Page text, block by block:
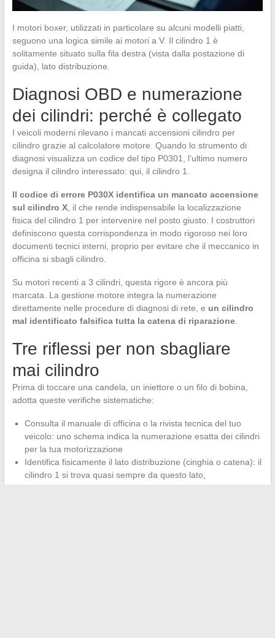
I motori boxer, utilizzati in particolare su alcuni modelli piatti,
seguono una logica simile ai motori a V. Il cilindro 1 è
solitamente situato sulla fila destra (vista dalla postazione di
guida), lato distribuzione.
Diagnosi OBD e numerazione
dei cilindri: perché è collegato
I veicoli moderni rilevano i mancati accensioni cilindro per
cilindro grazie al calcolatore motore. Quando lo strumento di
diagnosi visualizza un codice del tipo P0301, l’ultimo numero
designa il cilindro interessato: qui, il cilindro 1.
Il codice di errore P030X identifica un mancato accensione
sul cilindro X, il che rende indispensabile la localizzazione
fisica del cilindro 1 per intervenire nel posto giusto. I costruttori
definiscono questa corrispondenza in modo rigoroso nei loro
documenti tecnici interni, proprio per evitare che il meccanico in
officina si sbagli cilindro.
Su motori recenti a 3 cilindri, questa rigore è ancora più
marcata. La gestione motore integra la numerazione
direttamente nelle procedure di diagnosi di rete, e un cilindro
mal identificato falsifica tutta la catena di riparazione.
Tre riflessi per non sbagliare
mai cilindro
Prima di toccare una candela, un iniettore o un filo di bobina,
adotta queste verifiche sistematiche:
Consulta il manuale di officina o la rivista tecnica del tuo
veicolo: uno schema indica la numerazione esatta dei cilindri
per la tua motorizzazione
Identifica fisicamente il lato distribuzione (cinghia o catena): il
cilindro 1 si trova quasi sempre da questo lato,